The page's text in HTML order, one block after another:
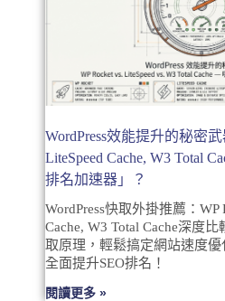
WordPress效能提升的秘密
LiteSpeed Cache, W3 Total
排名加速器」？
WordPress快取外掛推薦：WP
Cache, W3 Total Cache深度
取原理，輕鬆搞定網站速度優
全面提升SEO排名！
閱讀更多 »